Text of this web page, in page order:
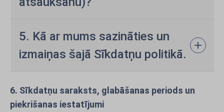
5. Kā ar mums sazināties un
izmaiņas šajā Sīkdatņu politikā.
6. Sīkdatņu saraksts, glabāšanas periods un
piekrišanas iestatījumi